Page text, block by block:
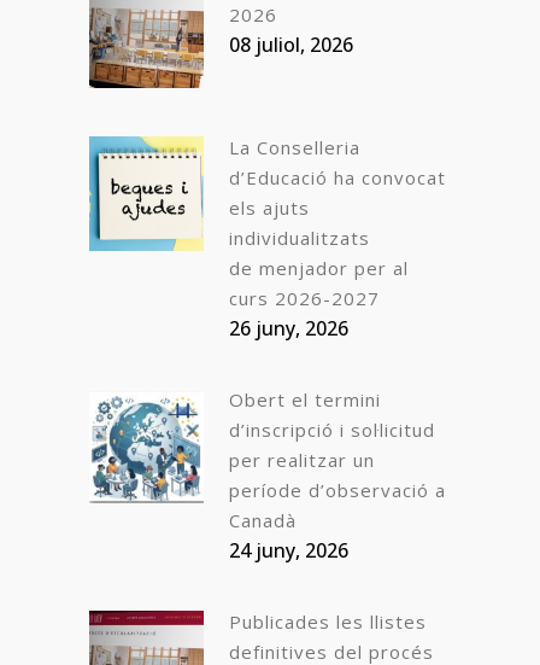
2026
08 juliol, 2026
La Conselleria
d’Educació ha convocat
els ajuts
individualitzats
de menjador per al
curs 2026-2027
26 juny, 2026
Obert el termini
d’inscripció i sol·licitud
per realitzar un
període d’observació a
Canadà
24 juny, 2026
Publicades les llistes
definitives del procés